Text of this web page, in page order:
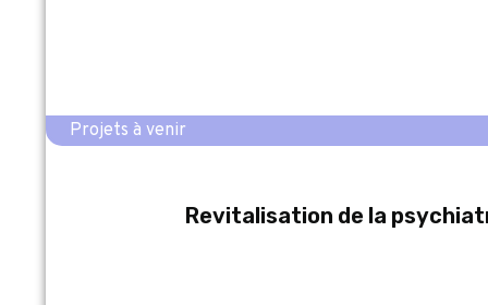
Projets à venir
Revitalisation de la